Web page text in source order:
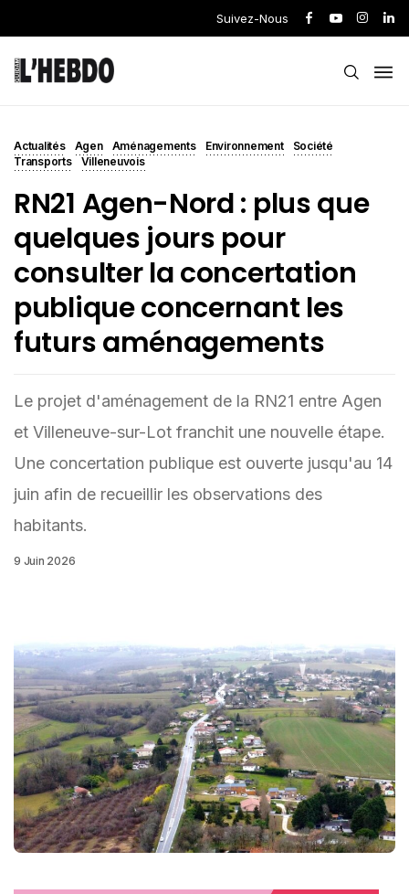
Suivez-Nous
Actualités Agen Aménagements Environnement
Société
Transports
Villeneuvois
RN21 Agen-Nord : plus que
quelques jours pour
consulter la concertation
publique concernant les
futurs aménagements
Le projet d'aménagement de la RN21 entre Agen
et Villeneuve-sur-Lot franchit une nouvelle étape.
Une concertation publique est ouverte jusqu'au 14
juin afin de recueillir les observations des
habitants.
9 Juin 2026